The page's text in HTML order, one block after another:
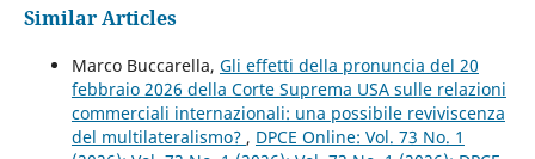
Similar Articles
Marco Buccarella, Gli effetti della pronuncia del 20
febbraio 2026 della Corte Suprema USA sulle relazioni
commerciali internazionali: una possibile reviviscenza
del multilateralismo? , DPCE Online: Vol. 73 No. 1